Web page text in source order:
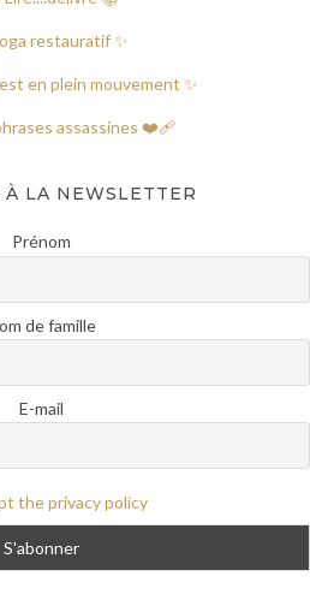
À LA NEWSLETTER
Prénom
de famille
E-mail
the privacy policy